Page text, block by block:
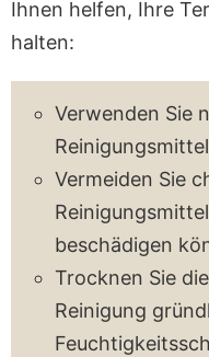
Ihnen helfen, Ihre
halten:
Verwenden Sie
Reinigungsmittel
Vermeiden Sie
beschädigen
Trocknen Sie
Reinigung